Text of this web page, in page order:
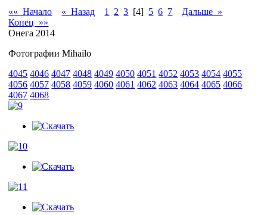
«« Начало « Назад 1 2 3 [4] 5 6 7
Дальше »
Конец »»
Онега 2014
Фотографии Mihailo
4045 4046 4047 4048 4049 4050 4051 4052 4053 4054 4055
4056 4057 4058 4059 4060 4061 4062 4063 4064 4065 4066
4067 4068